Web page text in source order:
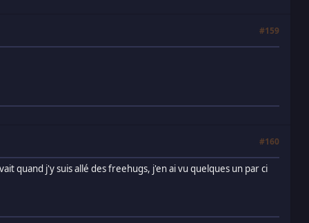
#159
#160
quand j'y suis allé des freehugs, j'en ai vu quelques un par ci